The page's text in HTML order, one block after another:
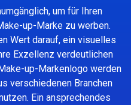
um für Ihren
up-Marke zu werben.
Wert darauf, ein visuelles
Exzellenz verdeutlichen
up-Markenlogo werden
verschiedenen Branchen
Ein ansprechendes